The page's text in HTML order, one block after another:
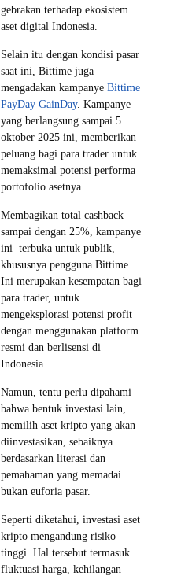
gebrakan terhadap ekosistem
aset digital Indonesia.
Selain itu dengan kondisi pasar
saat ini, Bittime juga
mengadakan kampanye Bittime
PayDay GainDay. Kampanye
yang berlangsung sampai 5
oktober 2025 ini, memberikan
peluang bagi para trader untuk
memaksimal potensi performa
portofolio asetnya.
Membagikan total cashback
sampai dengan 25%, kampanye
ini terbuka untuk publik,
khususnya pengguna Bittime.
Ini merupakan kesempatan bagi
para trader, untuk
mengeksplorasi potensi profit
dengan menggunakan platform
resmi dan berlisensi di
Indonesia.
Namun, tentu perlu dipahami
bahwa bentuk investasi lain,
memilih aset kripto yang akan
diinvestasikan, sebaiknya
berdasarkan literasi dan
pemahaman yang memadai
bukan euforia pasar.
Seperti diketahui, investasi aset
kripto mengandung risiko
tinggi. Hal tersebut termasuk
fluktuasi harga, kehilangan